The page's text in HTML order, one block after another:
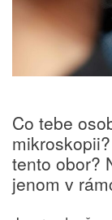
Co tebe
tento obor?
jenom v